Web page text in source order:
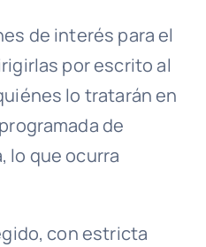
de interés para el
por escrito al
lo tratarán en
de
, lo que ocurra
con estricta